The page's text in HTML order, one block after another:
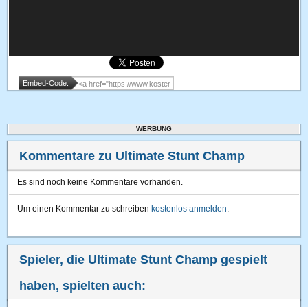
Embed-Code:
WERBUNG
Kommentare zu Ultimate Stunt Champ
Es sind noch keine Kommentare vorhanden.
Um einen Kommentar zu schreiben kostenlos anmelden.
Spieler, die Ultimate Stunt Champ gespielt
haben, spielten auch: